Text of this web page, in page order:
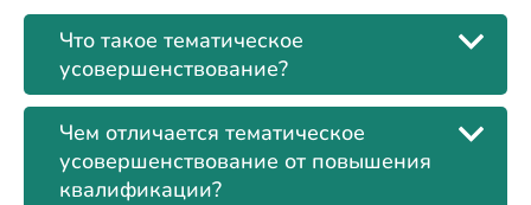
Что такое тематическое
усовершенствование?
Чем отличается тематическое
усовершенствование от повышения
квалификации?